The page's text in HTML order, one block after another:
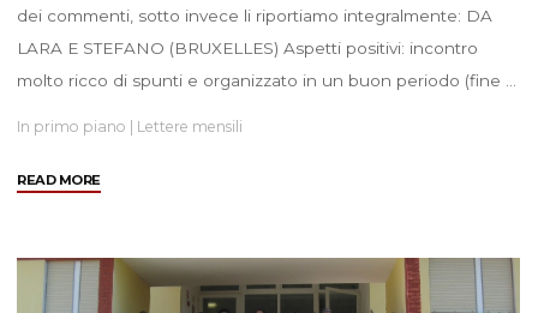
dei commenti, sotto invece li riportiamo integralmente: DA
LARA E STEFANO (BRUXELLES) Aspetti positivi: incontro
molto ricco di spunti e organizzato in un buon periodo (fine …
In primo piano | Lettere mensili
READ MORE"Incontro
voci